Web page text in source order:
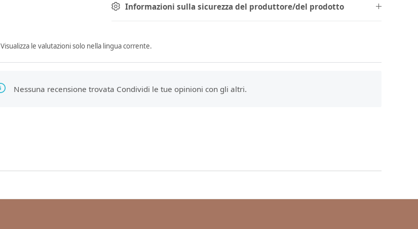
Informazioni sulla sicurezza del produttore/del prodotto
Visualizza le valutazioni solo nella lingua corrente.
Nessuna recensione trovata Condividi le tue opinioni con gli altri.